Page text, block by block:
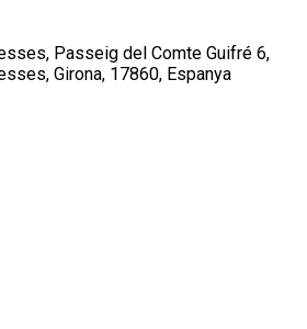
Passeig del Comte Guifré 6,
Girona, 17860, Espanya